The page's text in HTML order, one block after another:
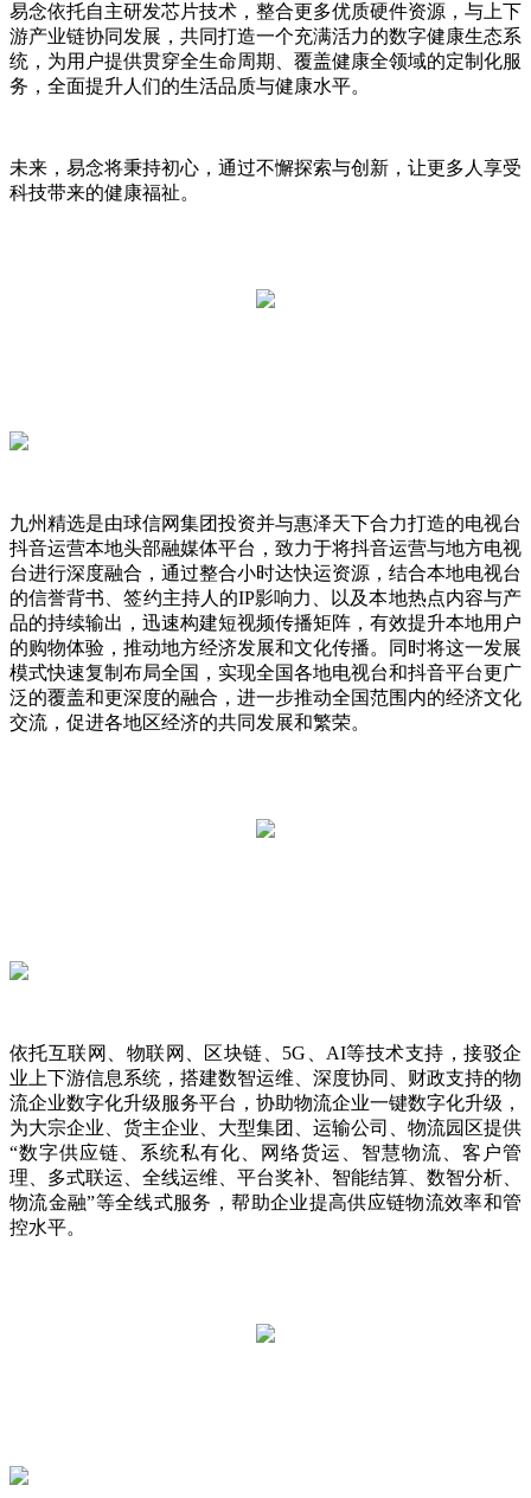
易念依托自主研发芯片技术，整合更多优质硬件资源，与上下
游产业链协同发展，共同打造一个充满活力的数字健康生态系
统，为用户提供贯穿全生命周期、覆盖健康全领域的定制化服
务，全面提升人们的生活品质与健康水平。
未来，易念将秉持初心，通过不懈探索与创新，让更多人享受
科技带来的健康福祉。
九州精选是由球信网集团投资并与惠泽天下合力打造的电视台
抖音运营本地头部融媒体平台，致力于将抖音运营与地方电视
台进行深度融合，通过整合小时达快运资源，结合本地电视台
的信誉背书、签约主持人的IP影响力、以及本地热点内容与产
品的持续输出，迅速构建短视频传播矩阵，有效提升本地用户
的购物体验，推动地方经济发展和文化传播。同时将这一发展
模式快速复制布局全国，实现全国各地电视台和抖音平台更广
泛的覆盖和更深度的融合，进一步推动全国范围内的经济文化
交流，促进各地区经济的共同发展和繁荣。
依托互联网、物联网、区块链、5G、AI等技术支持，接驳企
业上下游信息系统，搭建数智运维、深度协同、财政支持的物
流企业数字化升级服务平台，协助物流企业一键数字化升级，
为大宗企业、货主企业、大型集团、运输公司、物流园区提供
“数字供应链、系统私有化、网络货运、智慧物流、客户管
理、多式联运、全线运维、平台奖补、智能结算、数智分析、
物流金融”等全线式服务，帮助企业提高供应链物流效率和管
控水平。